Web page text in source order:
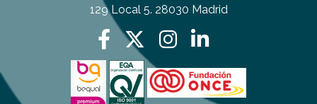
129 Local 5. 28030 Madrid